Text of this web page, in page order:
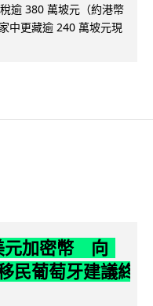
逾 380 萬坡元（約港幣
中更藏逾 240 萬坡元現
元加密幣 向
民葡萄牙建議終